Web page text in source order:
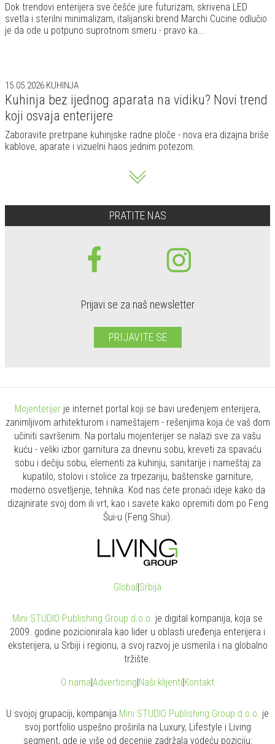
Dok trendovi enterijera sve češće jure futurizam, skrivena LED
svetla i sterilni minimalizam, italijanski brend Marchi Cucine odlučio
je da ode u potpuno suprotnom smeru - pravo ka...
15.05.2026 KUHINJA
Kuhinja bez ijednog aparata na vidiku? Novi trend
koji osvaja enterijere
Zaboravite pretrpane kuhinjske radne ploče - nova era dizajna briše
kablove, aparate i vizuelni haos jednim potezom.
PRATITE NAS
Prijavi se za naš newsletter
PRIJAVITE SE
Mojenterijer je internet portal koji se bavi uređenjem enterijera,
zanimljivom arhitekturom i nameštajem - rešenjima koja će vaš dom
učiniti savršenim. Na portalu mojenterijer se nalazi sve za vašu
kuću - veliki izbor garnitura za dnevnu sobu, kreveti za spavaću
sobu i dečiju sobu, elementi za kuhinju, sanitarije i nameštaj za
kupatilo, stolovi i stolice za trpezariju, baštenske garniture,
moderno osvetljenje, tehnika. Kod nas ćete pronaći ideje kako da
dizajnirate svoj dom ili vrt, kao i savete kako opremiti dom po Feng
Šui-u (Feng Shui).
Global|Srbija
Mini STUDIO Publishing Group d.o.o. je digital kompanija, koja se
2009. godine pozicionirala kao lider u oblasti uređenja enterijera i
eksterijera, u Srbiji i regionu, a svoj razvoj je usmerila i na globalno
tržište.
O nama|Advertising|Naši klijenti|Kontakt
U svojoj grupaciji, kompanija Mini STUDIO Publishing Group d.o.o. je
svoj portfolio uspešno proširila na Luxury, Lifestyle i Living
segment, gde je više od decenije zadržala vodeću poziciju: